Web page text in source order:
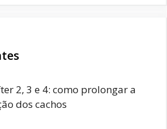
2, 3 e 4: como prolongar a
dos cachos